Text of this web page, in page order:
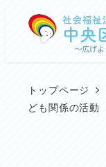
トップページ
ども関係の活動